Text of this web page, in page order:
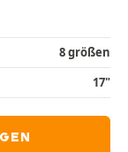
8 größen
17"